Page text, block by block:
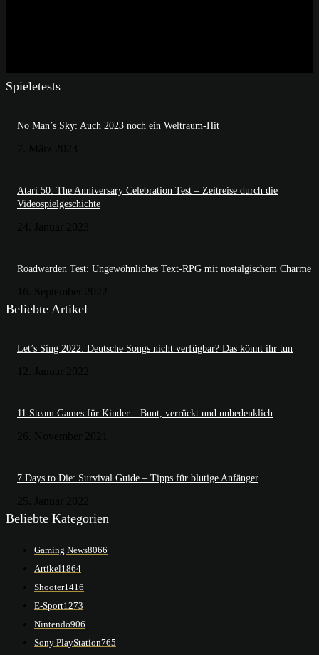
Spieletests
No Man’s Sky: Auch 2023 noch ein Weltraum-Hit
Atari 50: The Anniversary Celebration Test – Zeitreise durch die
Videospielgeschichte
Roadwarden Test: Ungewöhnliches Text-RPG mit nostalgischem Charme
Beliebte Artikel
Let’s Sing 2022: Deutsche Songs nicht verfügbar? Das könnt ihr tun
11 Steam Games für Kinder – Bunt, verrückt und unbedenklich
7 Days to Die: Survival Guide – Tipps für blutige Anfänger
Beliebte Kategorien
Gaming News8066
Artikel1864
Shooter1416
E-Sport1273
Nintendo906
Sony PlayStation765